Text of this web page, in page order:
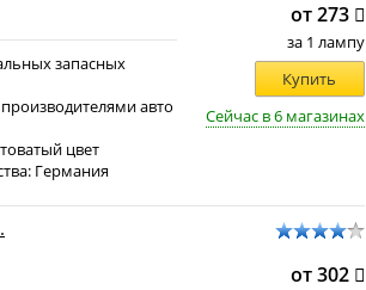
запасных
авто
цвет
Германия
от 273
за 1 лампу
Купить
Сейчас в 6 магазинах
от 302